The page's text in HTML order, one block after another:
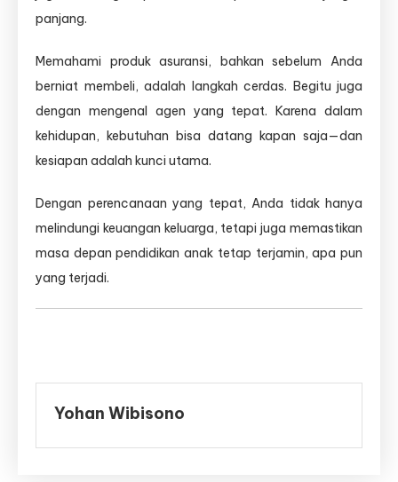
panjang.
Memahami produk asuransi, bahkan sebelum Anda
berniat membeli, adalah langkah cerdas. Begitu juga
dengan mengenal agen yang tepat. Karena dalam
kehidupan, kebutuhan bisa datang kapan saja—dan
kesiapan adalah kunci utama.
Dengan perencanaan yang tepat, Anda tidak hanya
melindungi keuangan keluarga, tetapi juga memastikan
masa depan pendidikan anak tetap terjamin, apa pun
yang terjadi.
Yohan Wibisono